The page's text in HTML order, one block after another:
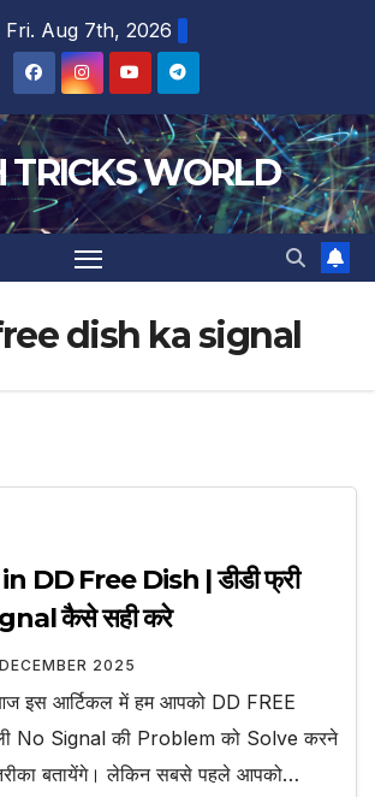
Fri. Aug 7th, 2026
TRICKS WORLD
dish ka signal
DD Free Dish | डीडी फ्री
कैसे सही करे
2025
इस आर्टिकल में हम आपको DD FREE
No Signal की Problem को Solve करने
बतायेंगे। लेकिन सबसे पहले आपको…